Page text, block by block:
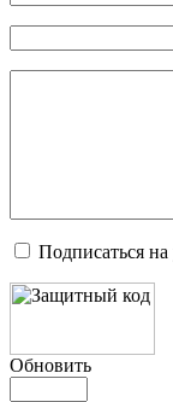
Подписаться
Обновить